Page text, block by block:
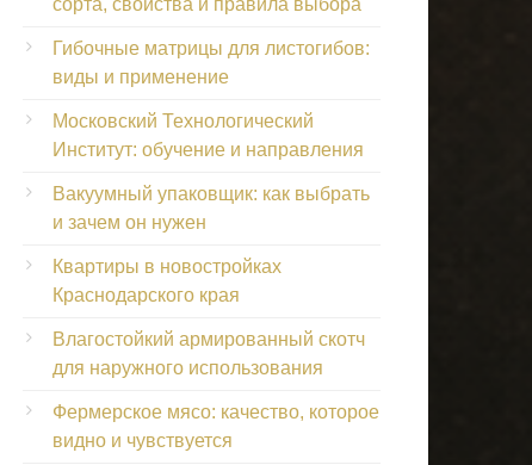
сорта, свойства и правила выбора
Гибочные матрицы для листогибов:
виды и применение
Московский Технологический
Институт: обучение и направления
Вакуумный упаковщик: как выбрать
и зачем он нужен
Квартиры в новостройках
Краснодарского края
Влагостойкий армированный скотч
для наружного использования
Фермерское мясо: качество, которое
видно и чувствуется